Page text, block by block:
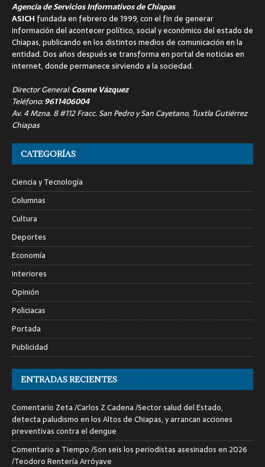
Agencia de Servicios Informativos de Chiapas
ASICH fundada en febrero de 1999, con el fin de generar
información del acontecer político, social y económico del estado de
Chiapas, publicando en los distintos medios de comunicación en la
entidad. Dos años después se transforma en portal de noticias en
internet, donde permanece sirviendo a la sociedad.
Director General:Cosme Vázquez
Teléfono:9611406004
Av. 4 Mzna. 8 #112 Fracc. San Pedro y San Cayetano, Tuxtla Gutiérrez
Chiapas
CATEGORÍAS
Ciencia y Tecnología
Columnas
Cultura
Deportes
Economía
Interiores
Opinión
Policiacas
Portada
Publicidad
ENTRADAS RECIENTES
Comentario Zeta /Carlos Z Cadena /Sector salud del Estado,
detecta paludismo en los Altos de Chiapas, y arrancan acciones
preventivas contra el dengue
Comentario a Tiempo /Son seis los periodistas asesinados en 2026
/Teodoro Rentería Arróyave